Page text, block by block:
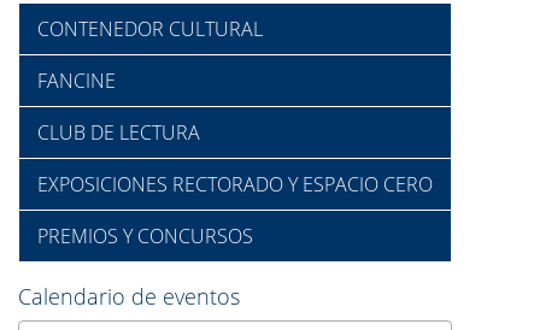
CONTENEDOR CULTURAL
FANCINE
CLUB DE LECTURA
EXPOSICIONES RECTORADO Y ESPACIO CERO
PREMIOS Y CONCURSOS
Calendario de eventos